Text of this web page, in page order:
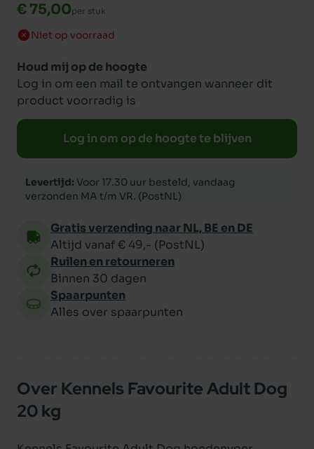
€ 75,00per stuk
Niet op voorraad
Houd mij op de hoogte
Log in om een mail te ontvangen wanneer dit
product voorradig is
Log in om op de hoogte te blijven
Levertijd: Voor 17.30 uur besteld, vandaag
verzonden MA t/m VR. (PostNL)
Gratis verzending naar NL, BE en DE
Altijd vanaf € 49,- (PostNL)
Ruilen en retourneren
Binnen 30 dagen
Spaarpunten
Alles over spaarpunten
Over Kennels Favourite Adult Dog
20 kg